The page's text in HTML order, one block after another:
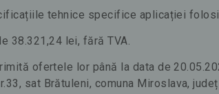
tehnice specifice aplicației
38.321,24 lei, fără TVA.
ofertele lor până la data de
sat Brătuleni, comuna Miroslava,